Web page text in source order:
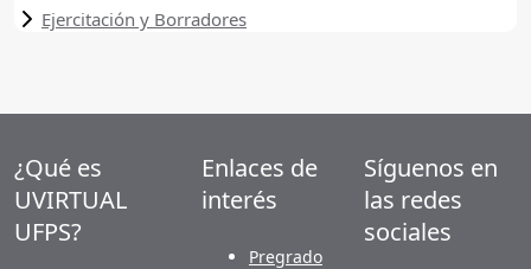
Ejercitación y Borradores
¿Qué es
UVIRTUAL
UFPS?
Enlaces de
interés
Pregrado
Síguenos en
las redes
sociales